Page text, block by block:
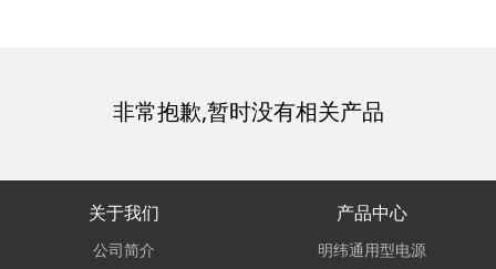
非常抱歉,暂时没有相关产品
关于我们
公司简介
产品中心
明纬通用型电源